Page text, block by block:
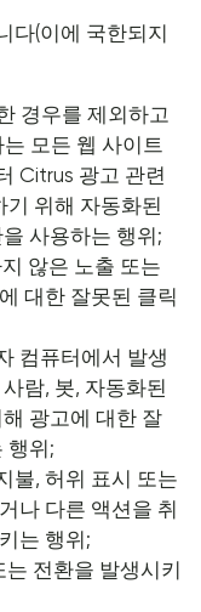
다(이에 국한되지
경우를 제외하고
모든 웹 사이트
Citrus 광고 관련
기 위해 자동화된
사용하는 행위;
않은 노출 또는
대한 잘못된 클릭
컴퓨터에서 발생
람, 봇, 자동화된
광고에 대한 잘
행위;
불, 허위 표시 또는
나 다른 액션을 취
는 행위;
전환을 발생시키